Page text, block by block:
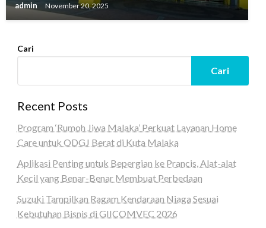
admin November 20, 2025
Cari
Cari
Recent Posts
Program ‘Rumoh Jiwa Malaka’ Perkuat Layanan Home
Care untuk ODGJ Berat di Kuta Malaka
Aplikasi Penting untuk Bepergian ke Prancis, Alat-alat
Kecil yang Benar-Benar Membuat Perbedaan
Suzuki Tampilkan Ragam Kendaraan Niaga Sesuai
Kebutuhan Bisnis di GIICOMVEC 2026